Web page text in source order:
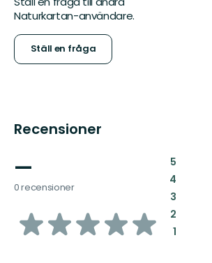
Naturkartan-användare.
Ställ en fråga
Recensioner
—
0 recensioner
av
5:
4:
3:
2:
1: